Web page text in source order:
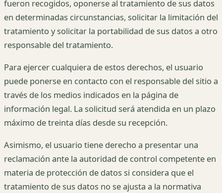
fueron recogidos, oponerse al tratamiento de sus datos
en determinadas circunstancias, solicitar la limitación del
tratamiento y solicitar la portabilidad de sus datos a otro
responsable del tratamiento.
Para ejercer cualquiera de estos derechos, el usuario
puede ponerse en contacto con el responsable del sitio a
través de los medios indicados en la página de
información legal. La solicitud será atendida en un plazo
máximo de treinta días desde su recepción.
Asimismo, el usuario tiene derecho a presentar una
reclamación ante la autoridad de control competente en
materia de protección de datos si considera que el
tratamiento de sus datos no se ajusta a la normativa